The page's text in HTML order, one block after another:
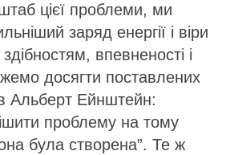
цієї проблеми, ми
заряд енергії і віри
впевненості і
досягти поставлених
Альберт Ейнштейн:
проблему на тому
була створена”. Те ж